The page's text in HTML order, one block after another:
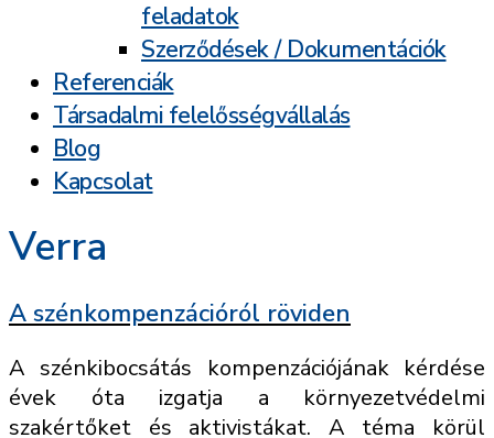
feladatok
Szerződések / Dokumentációk
Referenciák
Társadalmi felelősségvállalás
Blog
Kapcsolat
Verra
A szénkompenzációról röviden
A szénkibocsátás kompenzációjának kérdése
évek óta izgatja a környezetvédelmi
szakértőket és aktivistákat. A téma körül